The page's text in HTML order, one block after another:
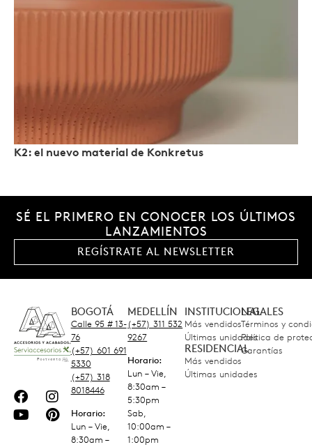
K2: el nuevo material de Konkretus
SÉ EL PRIMERO EN CONOCER LOS ÚLTIMOS
LANZAMIENTOS
REGÍSTRATE AL NEWSLETTER
BOGOTÁ
Calle 95 # 13-
76
(+57) 601 691
5330
(+57) 318
8018446
Horario:
Lun – Vie,
8:30am –
MEDELLÍN
(+57) 311 532
9267
Horario:
Lun – Vie,
8:30am –
5:30pm
Sab,
10:00am –
1:00pm
INSTITUCIONAL
Más vendidos
Últimas unidades
RESIDENCIAL
Más vendidos
Últimas unidades
LEGALES
Términos y
Política de
Garantías